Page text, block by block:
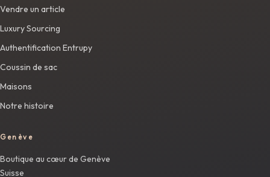
Vendre un article
Luxury Sourcing
Authentification Entrupy
Coussin de sac
Maisons
Notre histoire
Genève
Boutique au cœur de Genève
Suisse